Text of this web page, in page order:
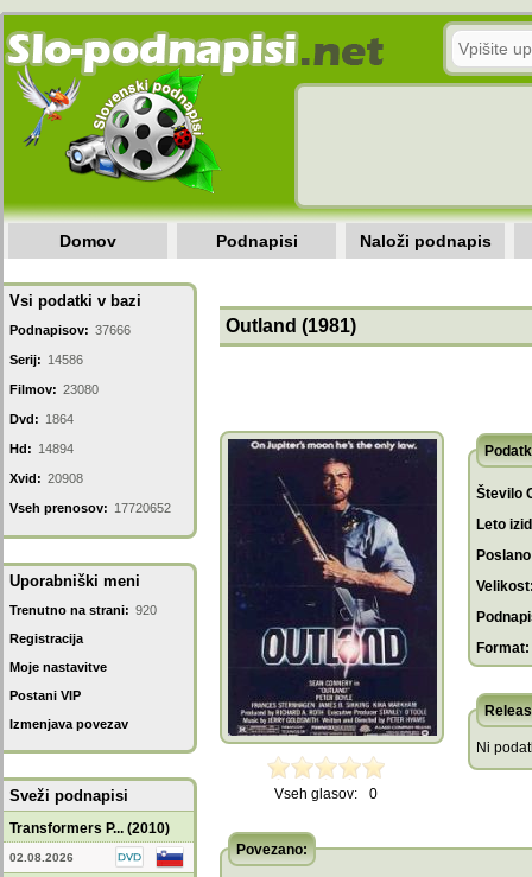
Domov Podnapisi Naloži podnapis
Vsi podatki v bazi
Podnapisov: 37666
Serij: 14586
Filmov: 23080
Dvd: 1864
Hd: 14894
Xvid: 20908
Vseh prenosov: 17720652
Uporabniški meni
Trenutno na strani: 920
Registracija
Moje nastavitve
Postani VIP
Izmenjava povezav
Sveži podnapisi
Transformers P... (2010)
02.08.2026
Outland (1981)
Vseh glasov: 0
Število
Leto
Format:
Ni
Povezano: